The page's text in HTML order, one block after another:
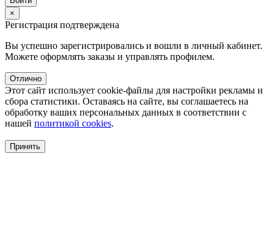
×
Регистрация подтверждена
Вы успешно зарегистрировались и вошли в личный кабинет.
Можете оформлять заказы и управлять профилем.
Отлично
Этот сайт использует cookie-файлы для настройки рекламы и
сбора статистики. Оставаясь на сайте, вы соглашаетесь на
обработку ваших персональных данных в соответствии с
нашей политикой cookies.
Принять